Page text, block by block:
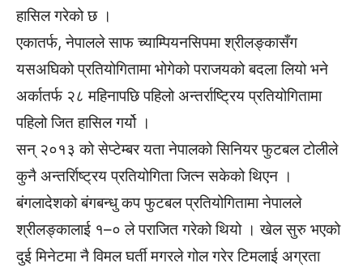
हासिल गरेको छ ।
एकातर्फ, नेपालले साफ च्याम्पियनसिपमा श्रीलङ्कासँग
यसअघिको प्रतियोगितामा भोगेको पराजयको बदला लियो भने
अर्कातर्फ २८ महिनापछि पहिलो अन्तर्राष्ट्रिय प्रतियोगितामा
पहिलो जित हासिल गर्यो ।
सन् २०१३ को सेप्टेम्बर यता नेपालको सिनियर फुटबल टोलीले
कुनै अन्तर्रािष्ट्रय प्रतियोगिता जित्न सकेको थिएन ।
बंगलादेशको बंगबन्धु कप फुटबल प्रतियोगितामा नेपालले
श्रीलङ्कालाई १–० ले पराजित गरेको थियो । खेल सुरु भएको
दुई मिनेटमा नै विमल घर्ती मगरले गोल गरेर टिमलाई अग्रता